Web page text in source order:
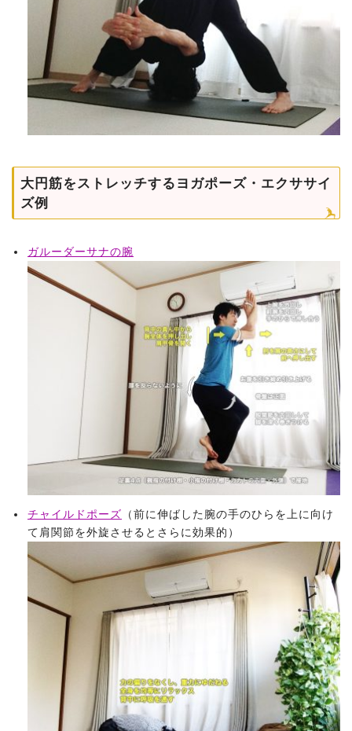
大円筋をストレッチするヨガポーズ・エクササイ
ズ例
ガルーダーサナの腕
チャイルドポーズ （前に伸ばした腕の手のひらを上に向け
て肩関節を外旋させるとさらに効果的）